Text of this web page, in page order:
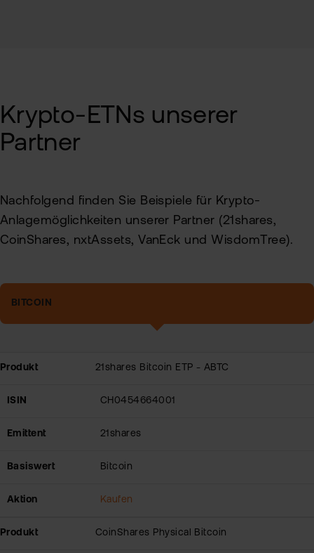
Krypto-ETNs unserer
Partner
Nachfolgend finden Sie Beispiele für Krypto-
Anlagemöglichkeiten unserer Partner (21shares,
CoinShares, nxtAssets, VanEck und WisdomTree).
BITCOIN
Produkt 21shares Bitcoin ETP - ABTC
ISIN CH0454664001
Emittent 21shares
Basiswert Bitcoin
Aktion Kaufen
Produkt CoinShares Physical Bitcoin